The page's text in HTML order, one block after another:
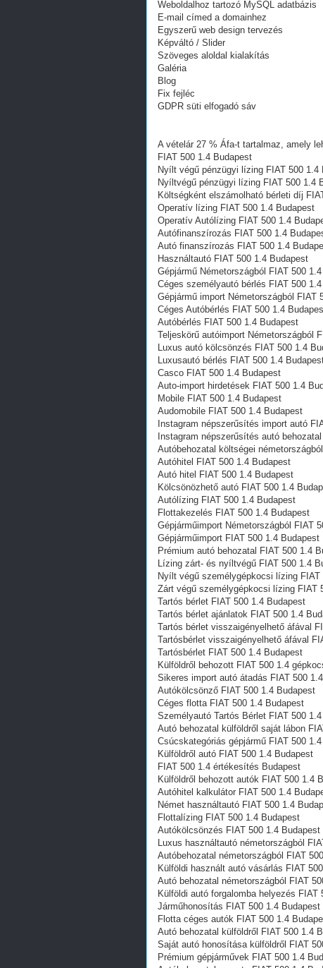
Weboldalhoz tartozó MySQL adatbázis
E-mail címed a domainhez
Egyszerű web design tervezés
Képváltó / Slider
Szöveges aloldal kialakítás
Galéria
Blog
Fix fejléc
GDPR süti elfogadó sáv
A vételár 27 % Áfa-t tartalmaz, amely
FIAT 500 1.4 Budapest
Nyílt végű pénzügyi lízing FIAT 500 1.4
Nyíltvégű pénzügyi lízing FIAT 500 1.4
Költségként elszámolható bérleti díj
Operatív lízing FIAT 500 1.4 Budapest
Operatív Autólízing FIAT 500 1.4
Autófinanszírozás FIAT 500 1.4
Autó finanszírozás FIAT 500 1.4
Használtautó FIAT 500 1.4 Budapest
Gépjármű Németországból FIAT 500
Céges személyautó bérlés FIAT 500
Gépjármű import Németországból FIAT
Céges Autóbérlés FIAT 500 1.4
Autóbérlés FIAT 500 1.4 Budapest
Teljeskörű autóimport Németországból
Luxus autó kölcsönzés FIAT 500 1.4
Luxusautó bérlés FIAT 500 1.4
Casco FIAT 500 1.4 Budapest
Auto-import hirdetések FIAT 500 1.4
Mobile FIAT 500 1.4 Budapest
Audomobile FIAT 500 1.4 Budapest
Instagram népszerűsítés import autó
Instagram népszerűsítés autó
Autóbehozatal költségei
Autóhitel FIAT 500 1.4 Budapest
Autó hitel FIAT 500 1.4 Budapest
Kölcsönözhető autó FIAT 500 1.4
Autólízing FIAT 500 1.4 Budapest
Flottakezelés FIAT 500 1.4 Budapest
Gépjárműimport Németországból FIAT
Gépjárműimport FIAT 500 1.4 Budapest
Prémium autó behozatal FIAT 500 1.4
Lízing zárt- és nyíltvégű FIAT 500 1.4
Nyílt végű személygépkocsi lízing FIAT
Zárt végű személygépkocsi lízing FIAT
Tartós bérlet FIAT 500 1.4 Budapest
Tartós bérlet ajánlatok FIAT 500 1.4
Tartós bérlet visszaigényelhető áfával
Tartósbérlet visszaigényelhető áfával
Tartósbérlet FIAT 500 1.4 Budapest
Külföldről behozott FIAT 500 1.4
Sikeres import autó átadás FIAT 500
Autókölcsönző FIAT 500 1.4 Budapest
Céges flotta FIAT 500 1.4 Budapest
Személyautó Tartós Bérlet FIAT 500
Autó behozatal külföldről saját lábon
Csúcskategóriás gépjármű FIAT 500
Külföldről autó FIAT 500 1.4 Budapest
FIAT 500 1.4 értékesítés Budapest
Külföldről behozott autók FIAT 500 1.4
Autóhitel kalkulátor FIAT 500 1.4
Német használtautó FIAT 500 1.4
Flottalízing FIAT 500 1.4 Budapest
Autókölcsönzés FIAT 500 1.4 Budapest
Luxus használtautó németországból
Autóbehozatal németországból FIAT
Külföldi használt autó vásárlás FIAT
Autó behozatal németországból FIAT
Külföldi autó forgalomba helyezés FIAT
Járműhonosítás FIAT 500 1.4 Budapest
Flotta céges autók FIAT 500 1.4
Autó behozatal külföldről FIAT 500 1.4
Saját autó honosítása külföldről FIAT
Prémium gépjárművek FIAT 500 1.4